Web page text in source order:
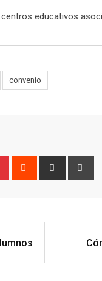
educativos
convenio
Pinterest Reddit
Share